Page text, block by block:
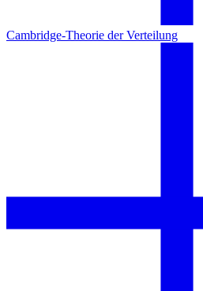
Cambridge-Theorie der Verteilung